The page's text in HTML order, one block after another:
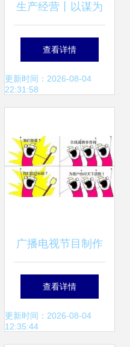
生产经营丨以谋为
先,以效为本,拓展
项目经营空间——
区项目建设纪实
查看详情
更新时间：2026-08-04
22:31:58
广播电视节目制作
经营许可证办理全
指南
查看详情
更新时间：2026-08-04
12:35:44